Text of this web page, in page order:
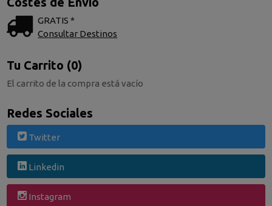
GRATIS *
Consultar Destinos
Tu Carrito (0)
El carrito de la compra está vacío
Redes Sociales
Twitter
Linkedin
Instagram